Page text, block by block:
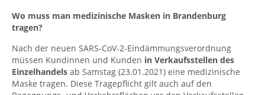
Wo muss man medizinische Masken in Brandenburg
tragen?
Nach der neuen SARS-CoV-2-Eindämmungsverordnung
müssen Kundinnen und Kunden in Verkaufsstellen des
Einzelhandels ab Samstag (23.01.2021) eine medizinische
Maske tragen. Diese Tragepflicht gilt auch auf den